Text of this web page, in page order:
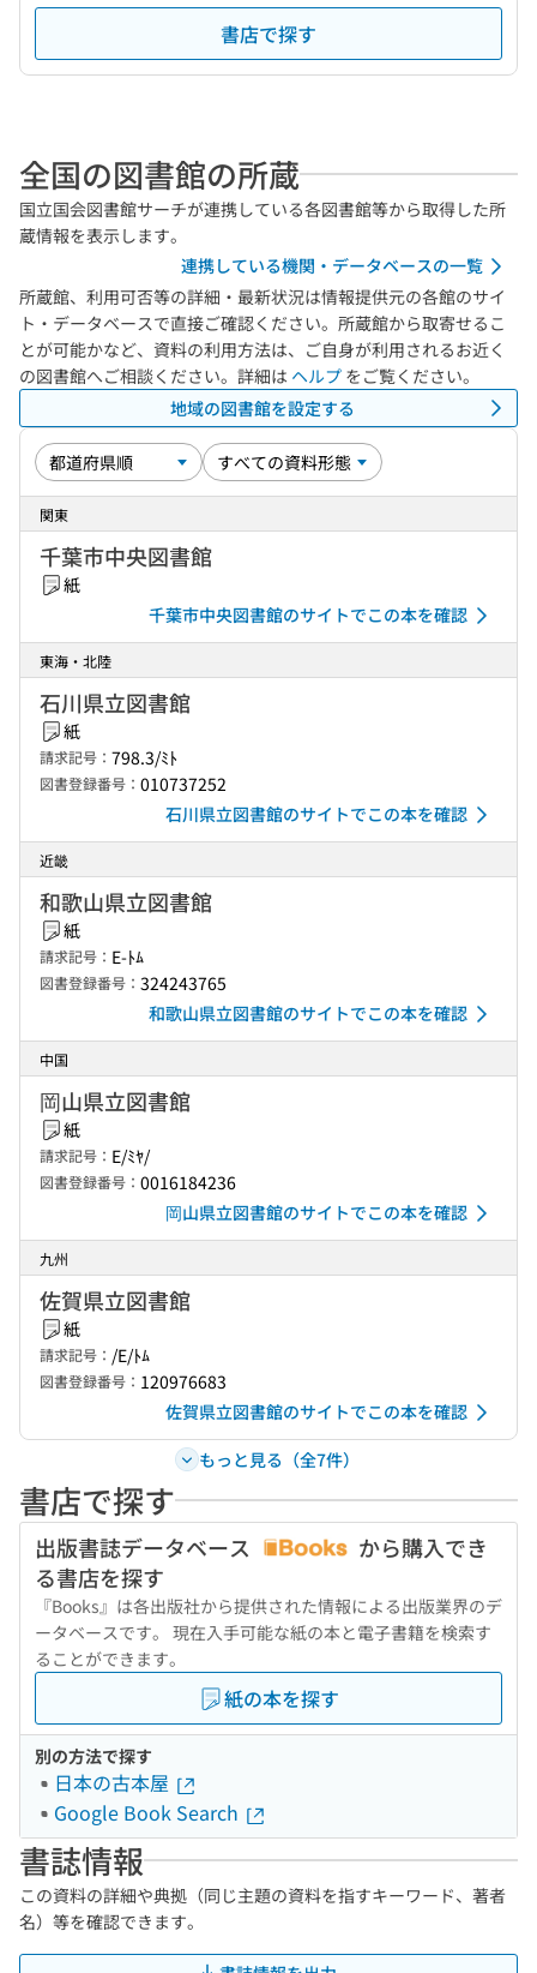
書店で探す
全国の図書館の所蔵
国立国会図書館サーチが連携している各図書館等から取得した所
蔵情報を表示します。
連携している機関・データベースの一覧
所蔵館、利用可否等の詳細・最新状況は情報提供元の各館のサイ
ト・データベースで直接ご確認ください。所蔵館から取寄せるこ
とが可能かなど、資料の利用方法は、ご自身が利用されるお近く
の図書館へご相談ください。詳細は ヘルプ をご覧ください。
地域の図書館を設定する
関東
千葉市中央図書館
紙
千葉市中央図書館のサイトでこの本を確認
東海・北陸
石川県立図書館
紙
請求記号： 798.3/ﾐﾄ
図書登録番号： 010737252
石川県立図書館のサイトでこの本を確認
近畿
和歌山県立図書館
紙
請求記号： E-ﾄﾑ
図書登録番号： 324243765
和歌山県立図書館のサイトでこの本を確認
中国
岡山県立図書館
紙
請求記号： E/ﾐﾔ/
図書登録番号： 0016184236
岡山県立図書館のサイトでこの本を確認
九州
佐賀県立図書館
紙
請求記号： /E/ﾄﾑ
図書登録番号： 120976683
佐賀県立図書館のサイトでこの本を確認
もっと見る（全7件）
書店で探す
出版書誌データベース
から購入でき
る書店を探す
『Books』は各出版社から提供された情報による出版業界のデ
ータベースです。 現在入手可能な紙の本と電子書籍を検索す
ることができます。
紙の本を探す
別の方法で探す
日本の古本屋
Google Book Search
書誌情報
この資料の詳細や典拠（同じ主題の資料を指すキーワード、著者
名）等を確認できます。